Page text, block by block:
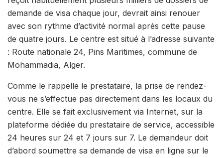
demande de visa chaque jour, devrait ainsi renouer
avec son rythme d’activité normal après cette pause
de quatre jours. Le centre est situé à l’adresse suivante
: Route nationale 24, Pins Maritimes, commune de
Mohammadia, Alger.
Comme le rappelle le prestataire, la prise de rendez-
vous ne s’effectue pas directement dans les locaux du
centre. Elle se fait exclusivement via Internet, sur la
plateforme dédiée du prestataire de service, accessible
24 heures sur 24 et 7 jours sur 7. Le demandeur doit
d’abord soumettre sa demande de visa en ligne sur le